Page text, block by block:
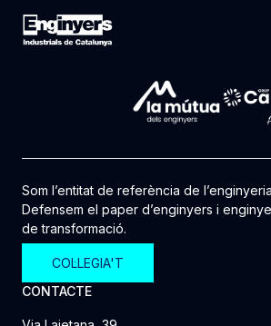
Som l’entitat de referència de
Defensem el paper d’enginyers i
de transformació.
COL·LEGIA'T
CONTACTE